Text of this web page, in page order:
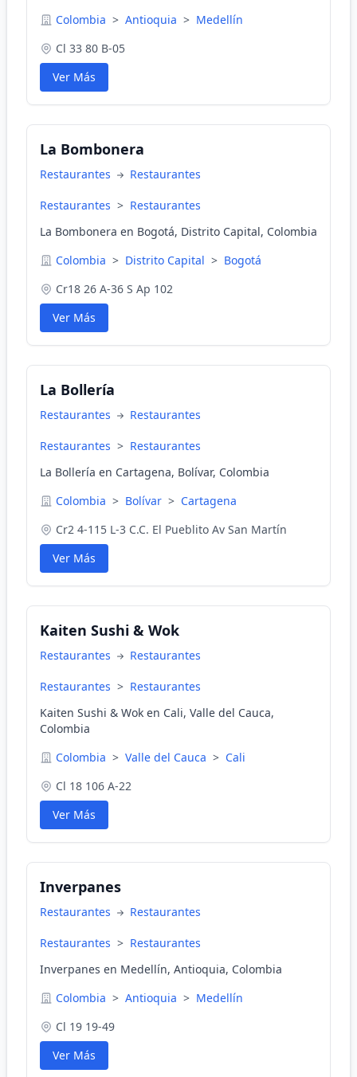
Colombia > Antioquia > Medellín
Cl 33 80 B-05
Ver Más
La Bombonera
Restaurantes Restaurantes
Restaurantes > Restaurantes
La Bombonera en Bogotá, Distrito Capital, Colombia
Colombia > Distrito Capital > Bogotá
Cr18 26 A-36 S Ap 102
Ver Más
La Bollería
Restaurantes Restaurantes
Restaurantes > Restaurantes
La Bollería en Cartagena, Bolívar, Colombia
Colombia > Bolívar > Cartagena
Cr2 4-115 L-3 C.C. El Pueblito Av San Martín
Ver Más
Kaiten Sushi & Wok
Restaurantes Restaurantes
Restaurantes > Restaurantes
Kaiten Sushi & Wok en Cali, Valle del Cauca,
Colombia
Colombia > Valle del Cauca > Cali
Cl 18 106 A-22
Ver Más
Inverpanes
Restaurantes Restaurantes
Restaurantes > Restaurantes
Inverpanes en Medellín, Antioquia, Colombia
Colombia > Antioquia > Medellín
Cl 19 19-49
Ver Más